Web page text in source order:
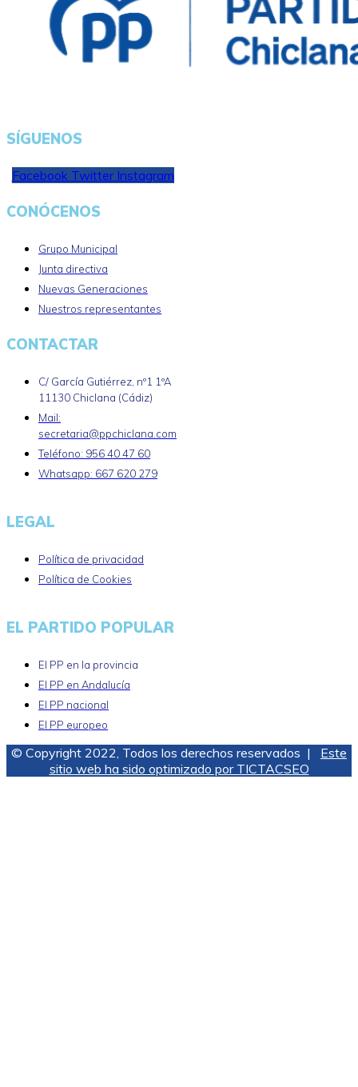
SÍGUENOS
Facebook Twitter Instagram
CONÓCENOS
Grupo Municipal
Junta directiva
Nuevas Generaciones
Nuestros representantes
CONTACTAR
C/ García Gutiérrez, nº1 1ºA
11130 Chiclana (Cádiz)
Mail:
secretaria@ppchiclana.com
Teléfono: 956 40 47 60
Whatsapp: 667 620 279
LEGAL
Política de privacidad
Política de Cookies
EL PARTIDO POPULAR
El PP en la provincia
El PP en Andalucía
El PP nacional
El PP europeo
© Copyright 2022, Todos los derechos reservados | Este
sitio web ha sido optimizado por TICTACSEO